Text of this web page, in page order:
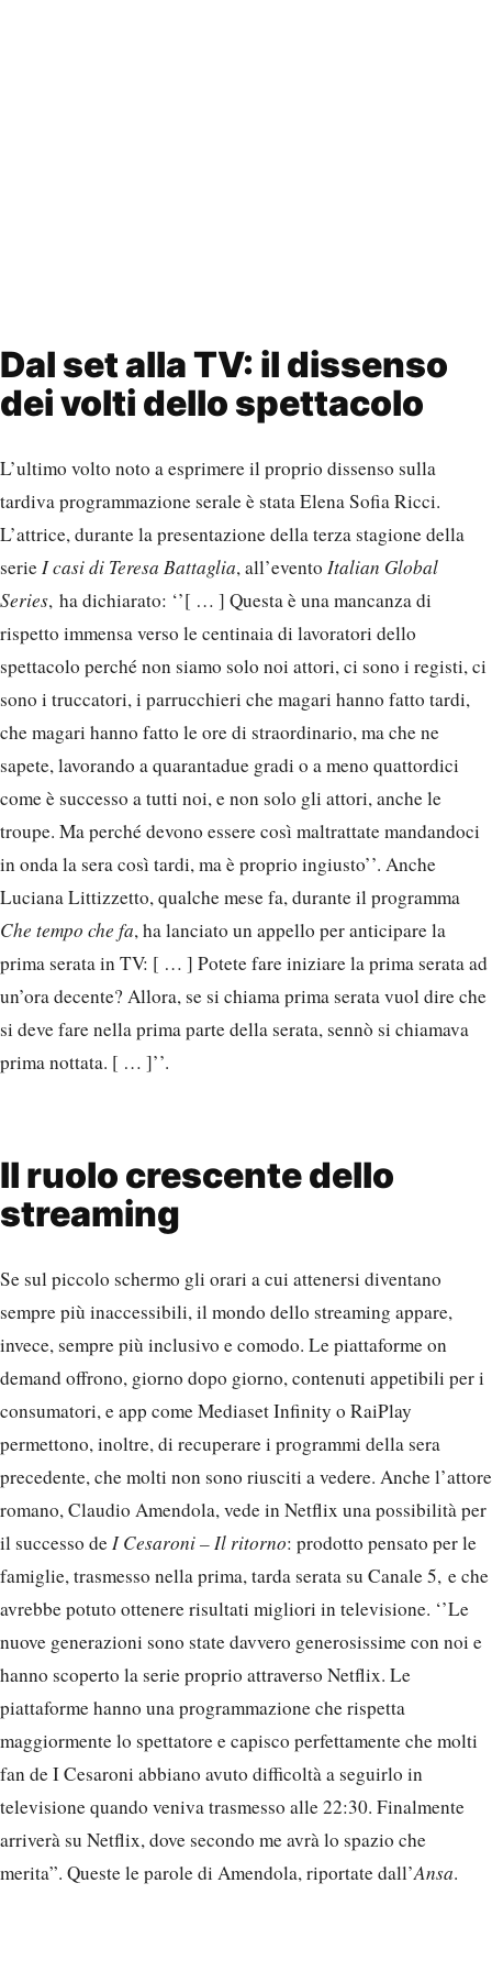
Dal set alla TV: il dissenso
dei volti dello spettacolo
L’ultimo volto noto a esprimere il proprio dissenso sulla
tardiva programmazione serale è stata Elena Sofia Ricci.
L’attrice, durante la presentazione della terza stagione della
serieI casi di Teresa Battaglia, all’evento Italian Global
Series, ha dichiarato: ‘’[ … ] Questa è una mancanza di
rispetto immensa verso le centinaia di lavoratori dello
spettacolo perché non siamo solo noi attori, ci sono i registi, ci
sono i truccatori, i parrucchieri che magari hanno fatto tardi,
che magari hanno fatto le ore di straordinario, ma che ne
sapete, lavorando a quarantadue gradi o a meno quattordici
come è successo a tutti noi, e non solo gli attori, anche le
troupe. Ma perché devono essere così maltrattate mandandoci
in onda la sera così tardi, ma è proprio ingiusto’’. Anche
Luciana Littizzetto, qualche mese fa, durante il programma
Che tempo che fa, ha lanciato un appello per anticipare la
prima serata in TV: [ … ] Potete fare iniziare la prima serata ad
un’ora decente? Allora, se si chiama prima serata vuol dire che
si deve fare nella prima parte della serata, sennò si chiamava
prima nottata. [ … ]’’.
Il ruolo crescente dello
streaming
Se sul piccolo schermo gli orari a cui attenersi diventano
sempre più inaccessibili, il mondo dello streaming appare,
invece, sempre più inclusivo e comodo. Le piattaforme on
demand offrono, giorno dopo giorno, contenuti appetibili per i
consumatori, e app come Mediaset Infinity o RaiPlay
permettono, inoltre, di recuperare i programmi della sera
precedente, che molti non sono riusciti a vedere. Anche l’attore
romano, Claudio Amendola, vede in Netflix una possibilità per
il successo deI Cesaroni – Il ritorno: prodotto pensato per le
famiglie, trasmesso nella prima, tarda serata su Canale 5, e che
avrebbe potuto ottenere risultati migliori in televisione. ‘’Le
nuove generazioni sono state davvero generosissime con noi e
hanno scoperto la serie proprio attraverso Netflix. Le
piattaforme hanno una programmazione che rispetta
maggiormente lo spettatore e capisco perfettamente che molti
fan de I Cesaroni abbiano avuto difficoltà a seguirlo in
televisione quando veniva trasmesso alle 22:30. Finalmente
arriverà su Netflix, dove secondo me avrà lo spazio che
merita”. Queste le parole di Amendola, riportate dall’Ansa.